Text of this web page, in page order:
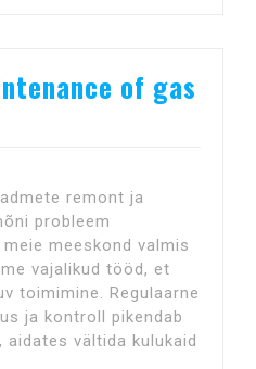
of gas
remont ja
probleem
meeskond valmis
vajalikud tööd, et
toimimine. Regulaarne
ja kontroll pikendab
aidates vältida kulukaid